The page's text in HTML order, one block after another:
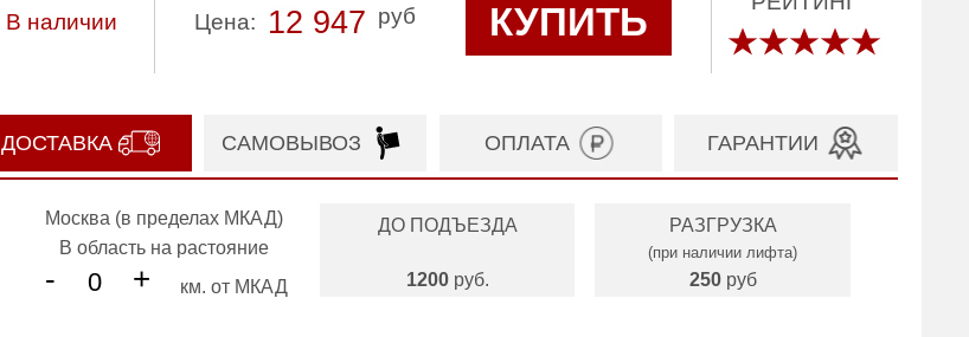
В наличии Цена: 12 947 руб КУПИТЬ
ДОСТАВКА САМОВЫВОЗ ОПЛАТА ГАРАНТИИ
Москва (в пределах МКАД)
В область на растояние
- + км. от МКАД
ДО ПОДЪЕЗДА
1200 руб.
РАЗГРУЗКА
(при наличии лифта)
250 руб